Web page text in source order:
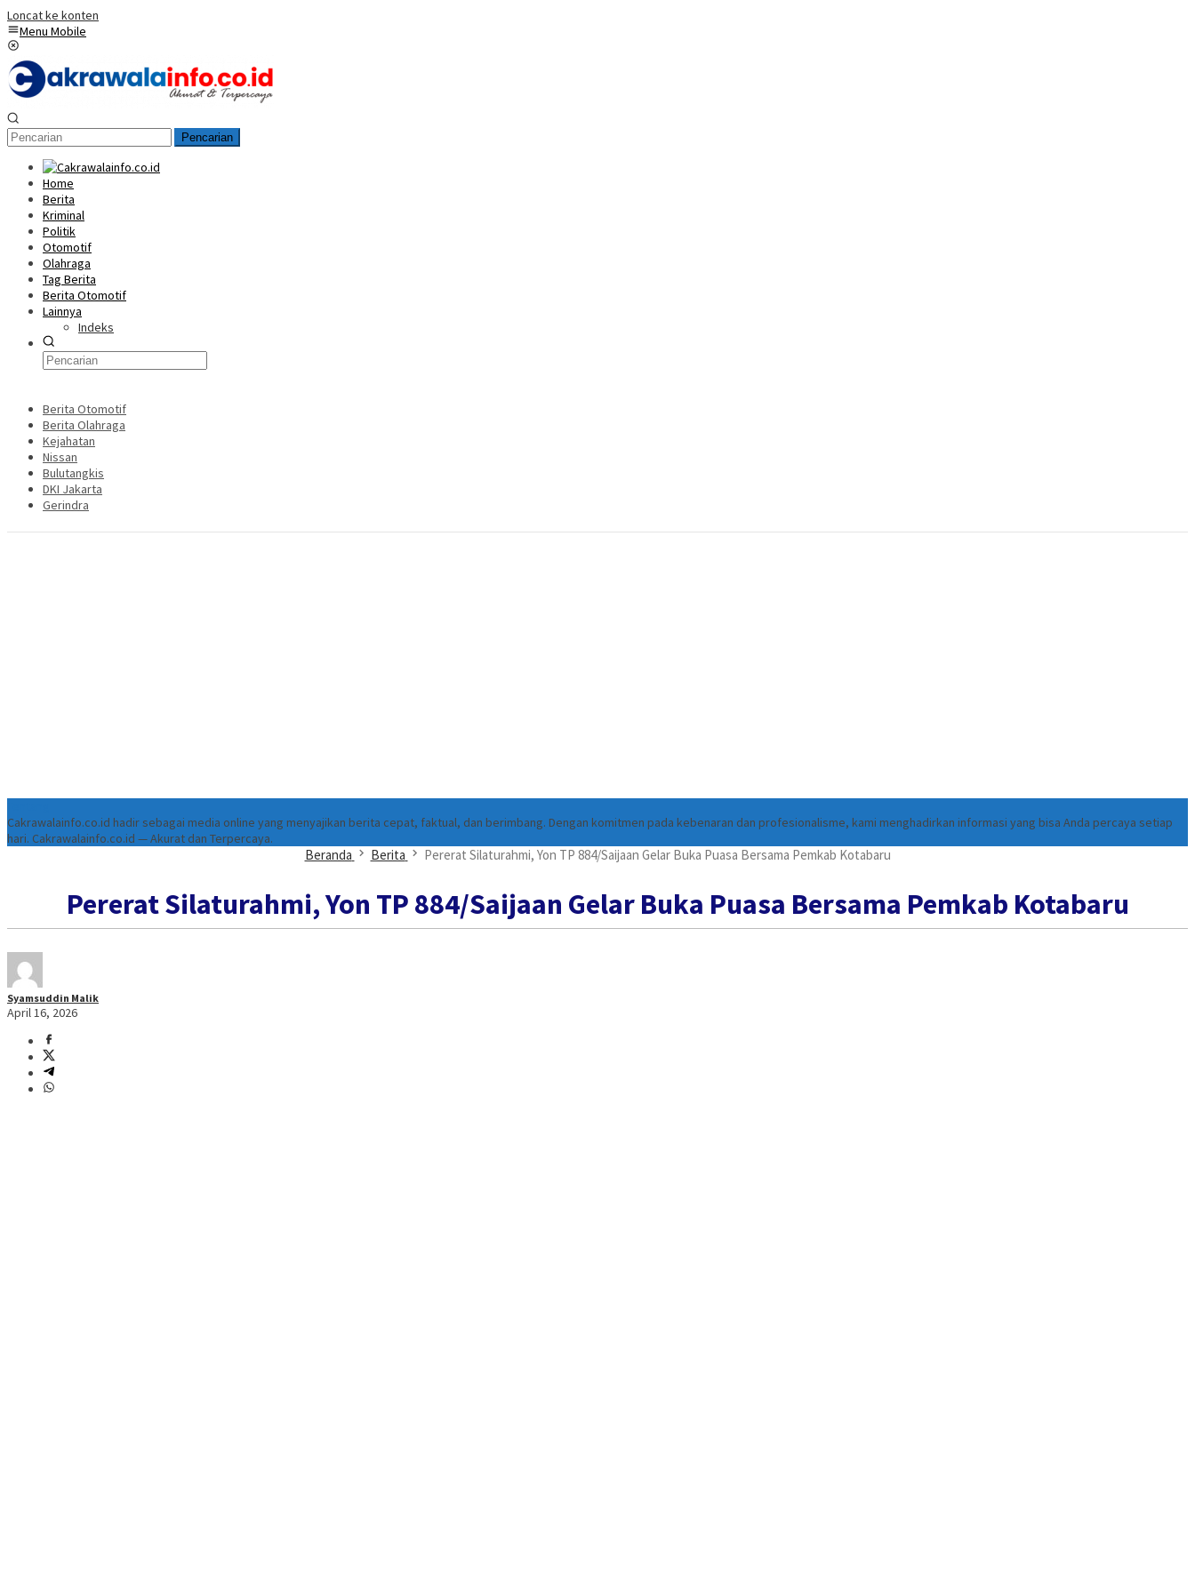
Loncat ke konten
Menu Mobile
Pencarian
Home
Berita
Kriminal
Politik
Otomotif
Olahraga
Tag Berita
Berita Otomotif
Lainnya
Indeks
Berita Otomotif
Berita Olahraga
Kejahatan
Nissan
Bulutangkis
DKI Jakarta
Gerindra
Cakrawalainfo.co.id hadir sebagai media online yang menyajikan berita cepat, faktual, dan berimbang. Dengan komitmen pada kebenaran dan profesionalisme, kami menghadirkan informasi yang bisa Anda percaya setiap
hari. Cakrawalainfo.co.id — Akurat dan Terpercaya.
Beranda Berita Pererat Silaturahmi, Yon TP 884/Saijaan Gelar Buka Puasa Bersama Pemkab Kotabaru
Pererat Silaturahmi, Yon TP 884/Saijaan Gelar Buka Puasa Bersama Pemkab Kotabaru
Syamsuddin Malik
April 16, 2026